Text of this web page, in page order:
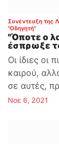
Συνέντευξη της
"Οδηγητή":
"Όποτε ο
έσπρωξε
Οι ίδιες οι
καιρού,
σε αυτές,
Νοε 6, 2021